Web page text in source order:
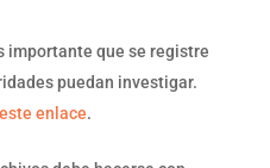
importante que se registre
puedan investigar.
este enlace.